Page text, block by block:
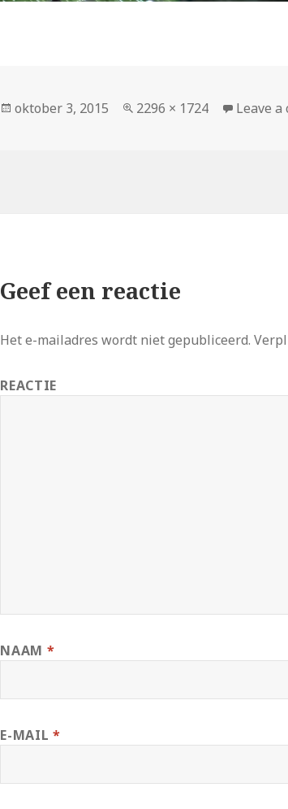
Geplaatst
oktober 3, 2015
Volledige
2296 × 1724 Leave a
Geef een reactie
Het e-mailadres wordt niet gepubliceerd.
REACTIE
NAAM *
E-MAIL *